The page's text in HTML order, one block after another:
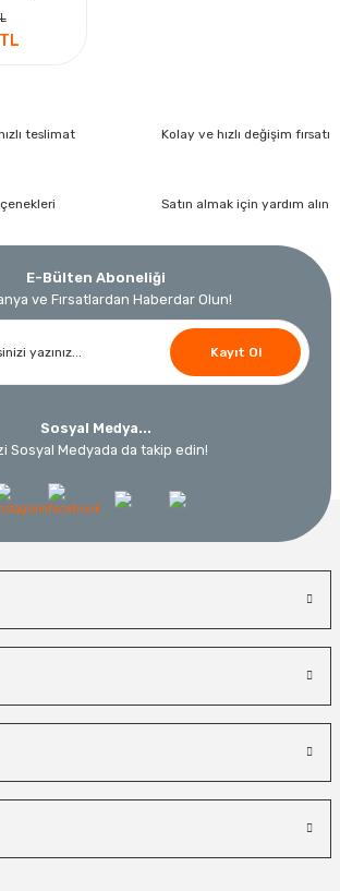
teslimat Kolay ve hızlı değişim fırsatı
Satın almak için yardım alın
E-Bülten Aboneliği
ve Fırsatlardan Haberdar Olun!
Kayıt Ol
Sosyal Medya...
Sosyal Medyada da takip edin!